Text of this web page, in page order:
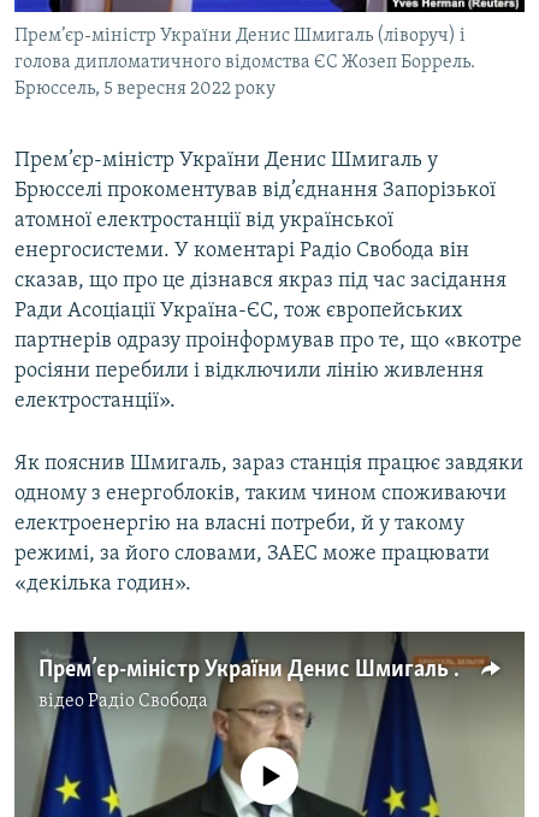
РУС
УКР
КТАТ
ДОЛУЧАЙСЯ!
Усі сайти RFE/RL
Прем’єр-міністр України Денис Шмигаль (ліворуч) і
голова дипломатичного відомства ЄС Жозеп Боррель.
Брюссель, 5 вересня 2022 року
Прем’єр-міністр України Денис Шмигаль у
Брюсселі прокоментував від’єднання Запорізької
атомної електростанції від української
енергосистеми. У коментарі Радіо Свобода він
сказав, що про це дізнався якраз під час засідання
Ради Асоціації Україна-ЄС, тож європейських
партнерів одразу проінформував про те, що «вкотре
росіяни перебили і відключили лінію живлення
електростанції».
Як пояснив Шмигаль, зараз станція працює завдяки
одному з енергоблоків, таким чином споживаючи
електроенергію на власні потреби, й у такому
режимі, за його словами, ЗАЕС може працювати
«декілька годин».
Прем’єр-міністр України Денис Шмигаль про відключення ЗАЕС від енергосистеми України
відеоРадіо Свобода
No media source currently available